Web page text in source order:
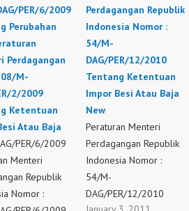
PER/6/2009
Perubahan
Perdagangan
M-
2/2009
Ketentuan
Atau Baja
PER/6/2009
Menteri
Republik
Nomor :
Perdagangan Republik
Indonesia Nomor :
54/M-
DAG/PER/12/2010
Tentang Ketentuan
Impor Besi Atau Baja
New
Peraturan Menteri
Perdagangan Republik
Indonesia Nomor :
54/M-
DAG/PER/12/2010